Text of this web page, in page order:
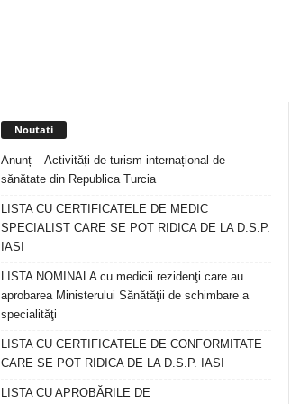
Noutati
Anunț – Activități de turism internațional de
sănătate din Republica Turcia
LISTA CU CERTIFICATELE DE MEDIC
SPECIALIST CARE SE POT RIDICA DE LA D.S.P.
IASI
LISTA NOMINALA cu medicii rezidenţi care au
aprobarea Ministerului Sănătăţii de schimbare a
specialităţi
LISTA CU CERTIFICATELE DE CONFORMITATE
CARE SE POT RIDICA DE LA D.S.P. IASI
LISTA CU APROBĂRILE DE